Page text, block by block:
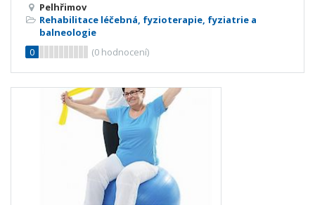
Pelhřimov
Rehabilitace léčebná, fyzioterapie, fyziatrie a
balneologie
0
(0 hodnocení)